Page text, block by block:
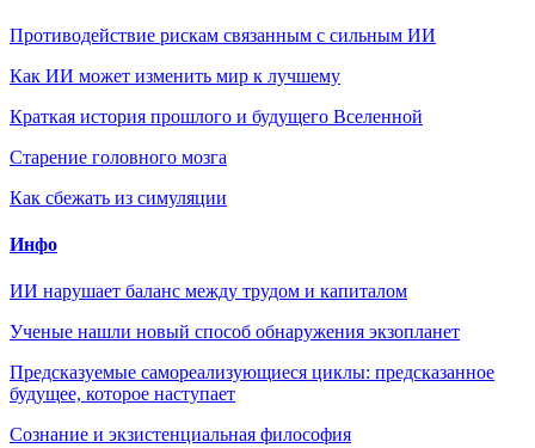
Противодействие рискам связанным с сильным ИИ
Как ИИ может изменить мир к лучшему
Краткая история прошлого и будущего Вселенной
Старение головного мозга
Как сбежать из симуляции
Инфо
ИИ нарушает баланс между трудом и капиталом
Ученые нашли новый способ обнаружения экзопланет
Предсказуемые самореализующиеся циклы: предсказанное
будущее, которое наступает
Сознание и экзистенциальная философия